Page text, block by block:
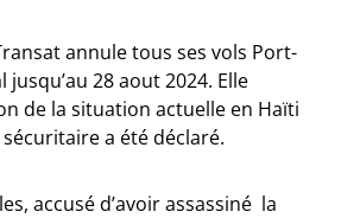
annule tous ses vols Port-
28 aout 2024. Elle
de la situation actuelle en Haïti
sécuritaire a été déclaré.
accusé d’avoir assassiné la